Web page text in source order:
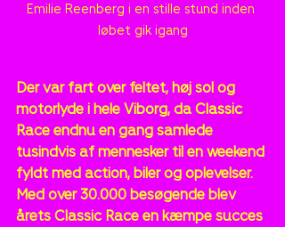
Emilie Reenberg i en stille stund inden
løbet gik igang
Der var fart over feltet, høj sol og
motorlyde i hele Viborg, da Classic
Race endnu en gang samlede
tusindvis af mennesker til en weekend
fyldt med action, biler og oplevelser.
Med over 30.000 besøgende blev
årets Classic Race en kæmpe succes